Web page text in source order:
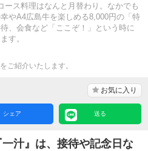
ース料理はなんと月替わり。なかでも
やA4広島牛を楽しめる8,000円の「特
、会食など「ここぞ！」という時に
す。
ご紹介いたします。
お気に入り
シェア 送る
汁』は、接待や記念日な